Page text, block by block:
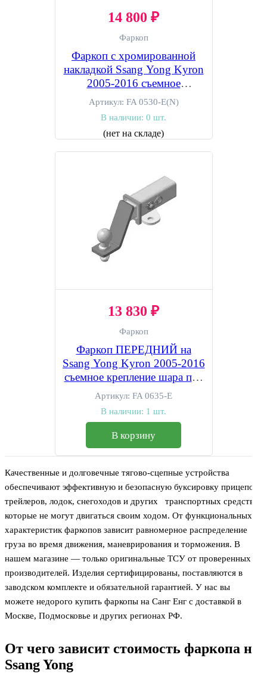
14 800 ₽
Фаркоп
Фаркоп с хромированной
накладкой Ssang Yong Kyron
2005-2016 съемное
крепление шара под
американский квадрат
Артикул: FA 0530-E(N)
В наличии: 0 шт.
(нет на складе)
13 830 ₽
Фаркоп
Фаркоп ПЕРЕДНИЙ на
Ssang Yong Kyron 2005-2016
съемное крепление шара под
американский квадрат
Артикул: FA 0635-E
В наличии: 1 шт.
В корзину
Качественные и долговечные тягово-сцепные устройства
обеспечивают эффективную и безопасную буксировку прицепов,
трейлеров, лодок, снегоходов и других транспортных средств,
которые не могут двигаться своим ходом. От функциональных
характеристик фаркопов зависит равномерное распределение
груза во время движения, маневрирования и торможения. В
нашем магазине — только оригинальные ТСУ от проверенных
производителей. Изделия сертифицированы, поставляются в
заводском комплекте и обязательной гарантией. У нас вы
можете недорого купить фаркопы на Санг Енг с доставкой в
Москве, Подмосковье и других регионах РФ.
От чего зависит стоимость фаркопа на
Ssang Yong